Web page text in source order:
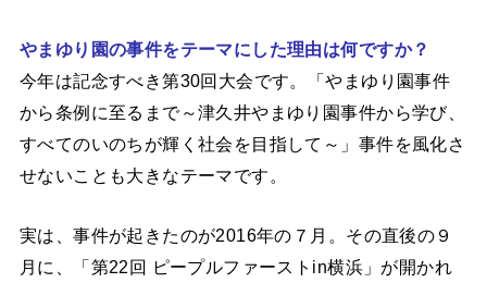
やまゆり園の事件をテーマにした理由は何ですか？
今年は記念すべき第30回大会です。「やまゆり園事件
から条例に至るまで～津久井やまゆり園事件から学び、
すべてのいのちが輝く社会を目指して～」事件を風化さ
せないことも大きなテーマです。
実は、事件が起きたのが2016年の７月。その直後の９
月に、「第22回 ピープルファーストin横浜」が開かれ